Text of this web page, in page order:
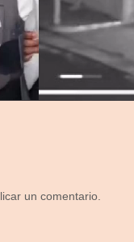
un comentario.